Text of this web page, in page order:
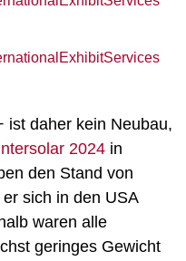
ist daher kein Neubau,
2024 in
den Stand von
sich in den USA
waren alle
geringes Gewicht